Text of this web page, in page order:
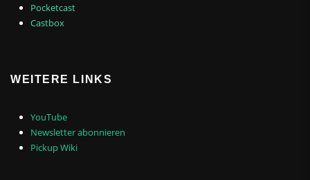
Pocketcast
Castbox
WEITERE LINKS
YouTube
Newsletter abonnieren
Pickup Wiki